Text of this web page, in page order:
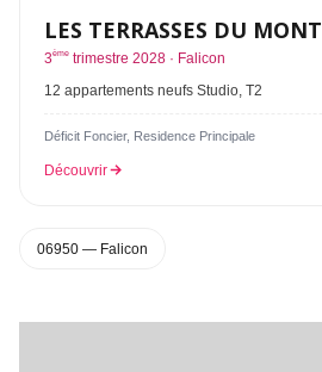
LES TERRASSES DU MONT
3ème trimestre 2028 · Falicon
12 appartements neufs Studio, T2
Déficit Foncier, Residence Principale
Découvrir
06950 — Falicon